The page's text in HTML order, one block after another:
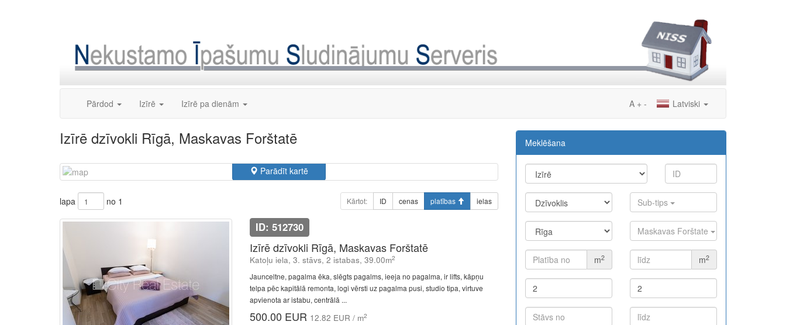
Pārdod Izīrē Izīrē pa dienām Latviski
A + -
Izīrē dzīvokli Rīgā, Maskavas Forštatē
Parādīt kartē
lapa no 1 Kārtot: ID cenas platības ielas
ID: 512730
Izīrē dzīvokli Rīgā, Maskavas Forštatē
Katoļu iela, 3. stāvs, 2 istabas, 39.00m2
Jaunceltne, pagalma ēka, slēgts pagalms, ieeja no pagalma, ir lifts, kāpņu
telpa pēc kapitālā remonta, logi vērsti uz pagalma pusi, studio tipa, virtuve
apvienota ar istabu, centrālā ...
500.00 EUR 12.82 EUR / m2
Meklēšana
Sub-tips
Maskavas Forštate
m2 m2